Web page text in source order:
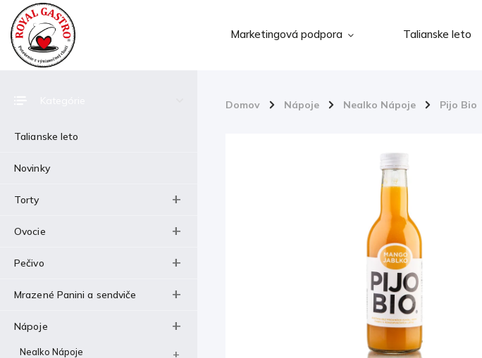
Marketingová podpora Talianske leto
Domov / Nápoje / Nealko Nápoje / Pijo Bio
Talianske leto
Novinky
Torty
Ovocie
Pečivo
Mrazené Panini a sendviče
Nápoje
Nealko Nápoje